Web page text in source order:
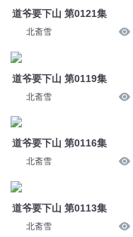
道爷要下山 第0121集
北斋雪
道爷要下山 第0119集
北斋雪
道爷要下山 第0116集
北斋雪
道爷要下山 第0113集
北斋雪